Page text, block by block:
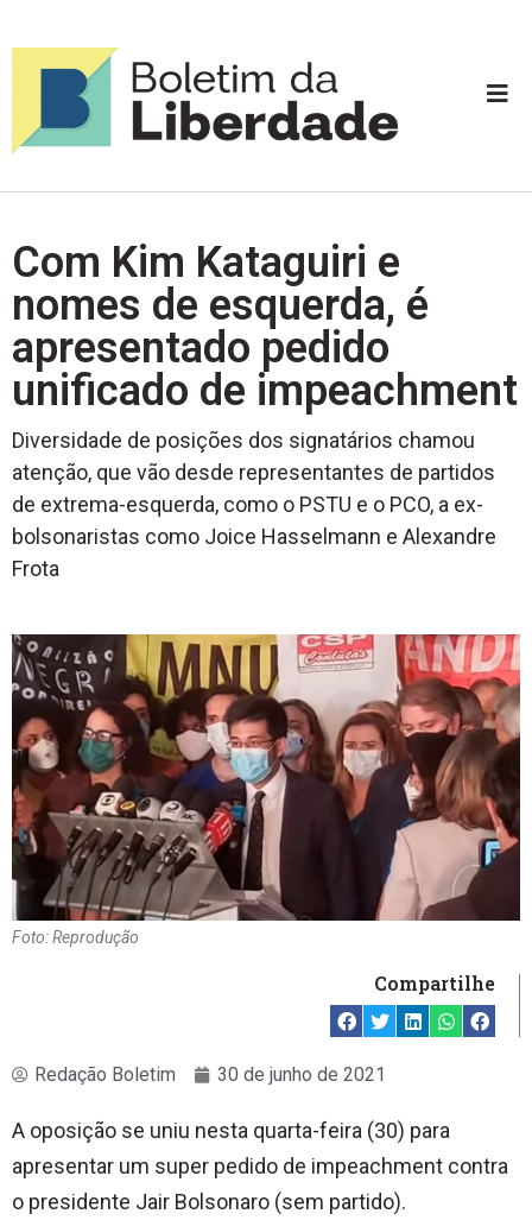
Com Kim Kataguiri e
nomes de esquerda, é
apresentado pedido
unificado de impeachment
Diversidade de posições dos signatários chamou
atenção, que vão desde representantes de partidos
de extrema-esquerda, como o PSTU e o PCO, a ex-
bolsonaristas como Joice Hasselmann e Alexandre
Frota
Foto: Reprodução
Compartilhe
Redação Boletim 30 de junho de 2021
A oposição se uniu nesta quarta-feira (30) para
apresentar um super pedido de impeachment contra
o presidente Jair Bolsonaro (sem partido).